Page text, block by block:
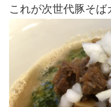
これが次世代豚そば